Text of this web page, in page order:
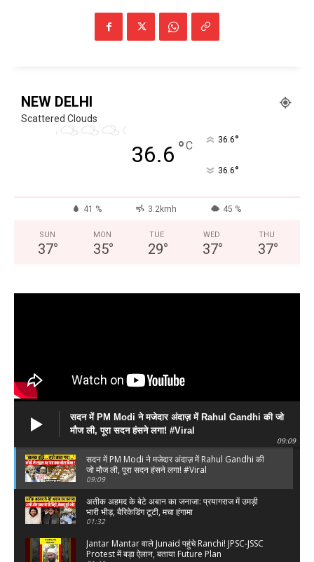
NEW DELHI
Scattered Clouds
36.6 °C 36.6°
36.6°
41 % 3.2kmh 45 %
SUN
37°
MON
35°
TUE
29°
WED
37°
THU
37°
सदन में PM Modi ने मजेदार अंदाज़ में Rahul Gandhi की जो
मौज ली, पूरा सदन हंसने लगा! #Viral
09:09
सदन में PM Modi ने मजेदार अंदाज़ में Rahul Gandhi की
जो मौज ली, पूरा सदन हंसने लगा! #Viral
09:09
अतीक अहमद के बेटे अबान का जनाजा: प्रयागराज में उमड़ी
भारी भीड़, बैरिकेडिंग टूटी, मचा हंगामा
01:32
Jantar Mantar वाले Junaid पहुंचे Ranchi! JPSC-JSSC
Protest में बड़ा ऐलान, बताया Future Plan